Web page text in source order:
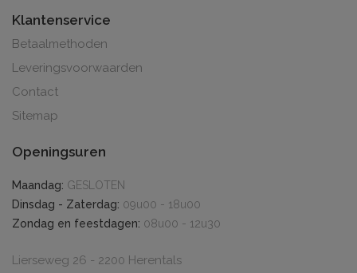
Klantenservice
Betaalmethoden
Leveringsvoorwaarden
Contact
Sitemap
Openingsuren
Maandag: GESLOTEN
Dinsdag - Zaterdag: 09u00 - 18u00
Zondag en feestdagen: 08u00 - 12u30
Lierseweg 26 - 2200 Herentals